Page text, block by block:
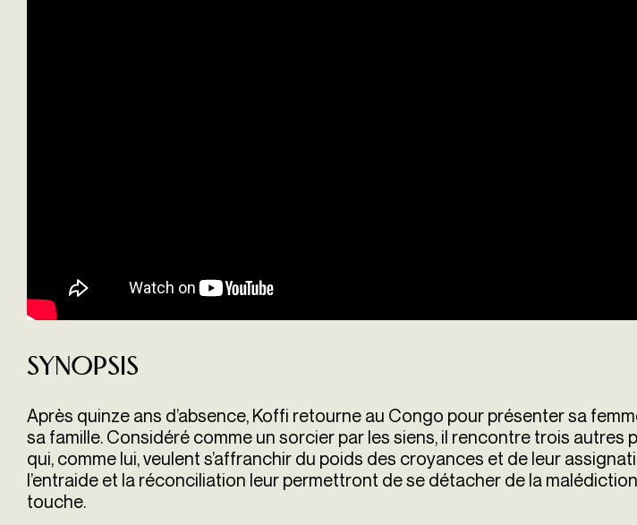
Synopsis
Après quinze ans d’absence, Koffi retourne au Congo pour présenter sa
sa famille. Considéré comme un sorcier par les siens, il rencontre trois autres
qui, comme lui, veulent s’affranchir du poids des croyances et de leur
l’entraide et la réconciliation leur permettront de se détacher de la
touche.